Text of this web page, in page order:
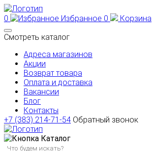
0 Избранное 0
Корзина
Смотреть каталог
Адреса магазинов
Акции
Возврат товара
Оплата и доставка
Вакансии
Блог
Контакты
+7 (383) 214-71-54 Обратный звонок
Каталог